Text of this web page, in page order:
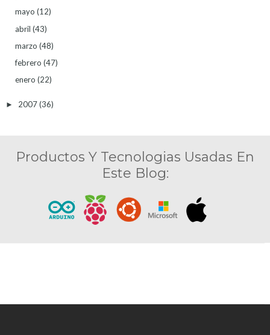
mayo (12)
abril (43)
marzo (48)
febrero (47)
enero (22)
► 2007(36)
Productos Y Tecnologias Usadas En
Este Blog: